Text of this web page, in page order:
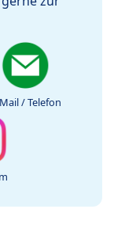
/ Telefon